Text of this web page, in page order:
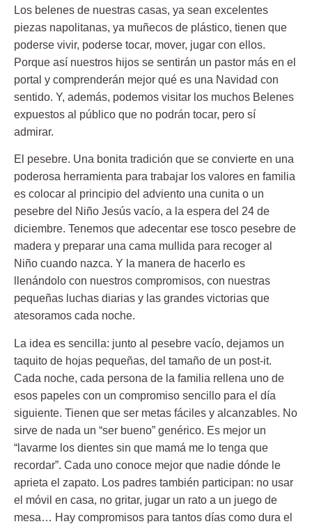
Los belenes de nuestras casas, ya sean excelentes
piezas napolitanas, ya muñecos de plástico, tienen que
poderse vivir, poderse tocar, mover, jugar con ellos.
Porque así nuestros hijos se sentirán un pastor más en el
portal y comprenderán mejor qué es una Navidad con
sentido. Y, además, podemos visitar los muchos Belenes
expuestos al público que no podrán tocar, pero sí
admirar.
El pesebre. Una bonita tradición que se convierte en una
poderosa herramienta para trabajar los valores en familia
es colocar al principio del adviento una cunita o un
pesebre del Niño Jesús vacío, a la espera del 24 de
diciembre. Tenemos que adecentar ese tosco pesebre de
madera y preparar una cama mullida para recoger al
Niño cuando nazca. Y la manera de hacerlo es
llenándolo con nuestros compromisos, con nuestras
pequeñas luchas diarias y las grandes victorias que
atesoramos cada noche.
La idea es sencilla: junto al pesebre vacío, dejamos un
taquito de hojas pequeñas, del tamaño de un post-it.
Cada noche, cada persona de la familia rellena uno de
esos papeles con un compromiso sencillo para el día
siguiente. Tienen que ser metas fáciles y alcanzables. No
sirve de nada un “ser bueno” genérico. Es mejor un
“lavarme los dientes sin que mamá me lo tenga que
recordar”. Cada uno conoce mejor que nadie dónde le
aprieta el zapato. Los padres también participan: no usar
el móvil en casa, no gritar, jugar un rato a un juego de
mesa… Hay compromisos para tantos días como dura el